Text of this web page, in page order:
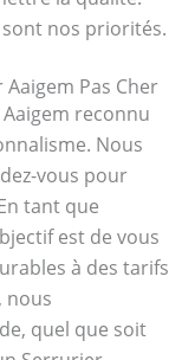
nos priorités.
Pas Cher
reconnu
Nous
vous pour
tant que
est de vous
à des tarifs
nous
quel que soit